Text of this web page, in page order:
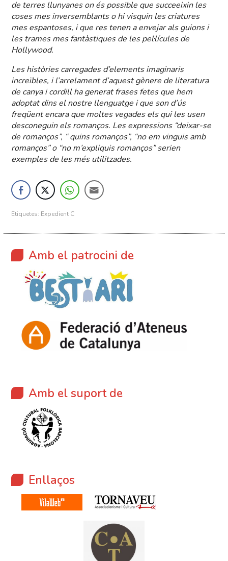
de terres llunyanes on és possible que succeeixin les
coses mes inversemblants o hi visquin les criatures
mes espantoses, i que res tenen a envejar als guions i
les trames mes fantàstiques de les pel·lícules de
Hollywood.
Les històries carregades d’elements imaginaris
increïbles, i l’arrelament d’aquest gènere de literatura
de canya i cordill ha generat frases fetes que hem
adoptat dins el nostre llenguatge i que son d’ús
freqüent encara que moltes vegades els qui les usen
desconeguin els romanços. Les expressions “deixar-se
de romanços”, “ quins romanços”, “no em vinguis amb
romanços” o “no m’expliquis romanços” serien
exemples de les més utilitzades.
Etiquetes: Expedient C
Amb el patrocini de
Amb el suport de
Enllaços